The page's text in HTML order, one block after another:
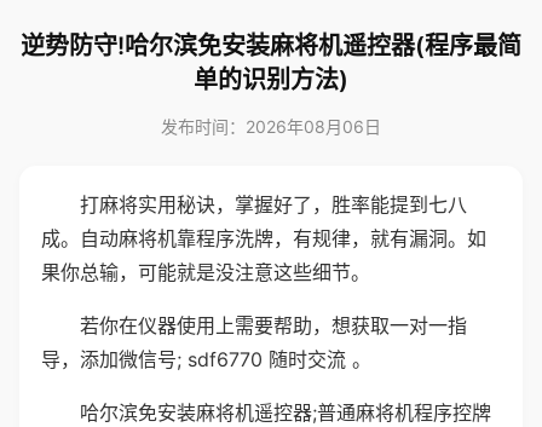
逆势防守!哈尔滨免安装麻将机遥控器(程序最简
单的识别方法)
发布时间：2026年08月06日
打麻将实用秘诀，掌握好了，胜率能提到七八
成。自动麻将机靠程序洗牌，有规律，就有漏洞。如
果你总输，可能就是没注意这些细节。
若你在仪器使用上需要帮助，想获取一对一指
导，添加微信号; sdf6770 随时交流 。
哈尔滨免安装麻将机遥控器;普通麻将机程序控牌